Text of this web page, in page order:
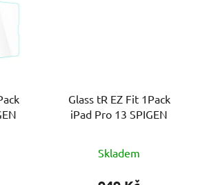
Glass tR EZ Fit 1Pack
iPad Pro 13 SPIGEN
Skladem